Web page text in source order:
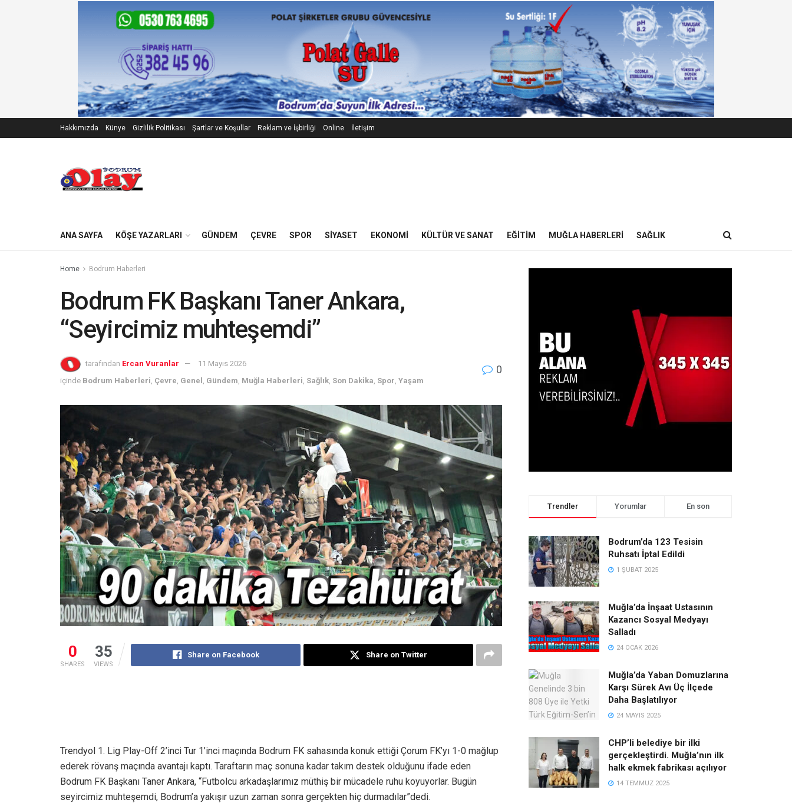
Hakkımızda Künye Gizlilik Politikası Şartlar ve Koşullar Reklam ve İşbirliği Online İletişim
ANA SAYFA KÖŞE YAZARLARI GÜNDEM ÇEVRE SPOR SIYASET EKONOMI KÜLTÜR VE SANAT EĞITIM MUĞLA HABERLERI SAĞLIK
Home Bodrum Haberleri
Bodrum FK Başkanı Taner Ankara,
“Seyircimiz muhteşemdi”
tarafından Ercan Vuranlar
11 Mayıs 2026
içinde Bodrum Haberleri Çevre Genel Gündem Muğla Haberleri Sağlık Son Dakika Spor Yaşam
0
0
SHARES
35
VIEWS
Share on Facebook Share on Twitter
Trendyol 1. Lig Play-Off 2’inci Tur 1’inci maçında Bodrum FK sahasında konuk ettiği Çorum FK’yı 1-0 mağlup
ederek rövanş maçında avantajı kaptı. Taraftarın maç sonuna kadar takım destek olduğunu ifade eden
Bodrum FK Başkanı Taner Ankara, “Futbolcu arkadaşlarımız müthiş bir mücadele ruhu koyuyorlar. Bugün
seyircimiz muhteşemdi, Bodrum’a yakışır uzun zaman sonra gerçekten hiç durmadılar”dedi.
Trendler Yorumlar En son
Bodrum’da 123 Tesisin
Ruhsatı İptal Edildi
1 ŞUBAT 2025
Muğla’da İnşaat Ustasının
Kazancı Sosyal Medyayı
Salladı
24 OCAK 2026
Muğla’da Yaban Domuzlarına
Karşı Sürek Avı Üç İlçede
Daha Başlatılıyor
24 MAYIS 2025
CHP’li belediye bir ilki
gerçekleştirdi. Muğla’nın ilk
halk ekmek fabrikası açılıyor
14 TEMMUZ 2025